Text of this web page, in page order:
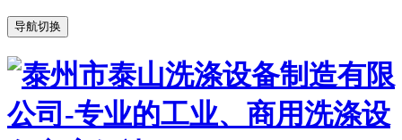
导航切换